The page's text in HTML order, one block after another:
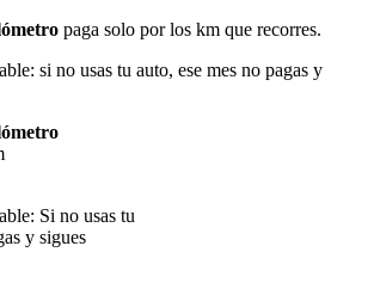
paga solo por los km que recorres.
si no usas tu auto, ese mes no pagas y
Si no usas tu
y sigues